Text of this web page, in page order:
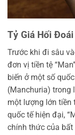
Tỷ Giá Hối
Trước khi đi sâu
đơn vị tiền tệ
biến ở một số
(Manchuria) trong
một lượng lớn tiền
quốc tế hiện đại,
chính thức của